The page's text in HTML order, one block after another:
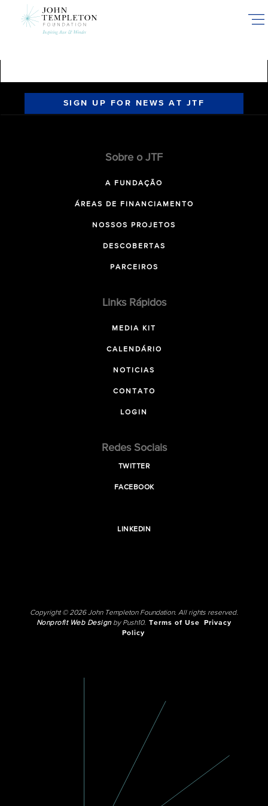
SIGN UP FOR NEWS AT JTF
Sobre o JTF
A FUNDAÇÃO
ÁREAS DE FINANCIAMENTO
NOSSOS PROJETOS
DESCOBERTAS
PARCEIROS
Links Rápidos
MEDIA KIT
CALENDÁRIO
NOTICIAS
CONTATO
LOGIN
Redes Sociais
TWITTER
FACEBOOK
LINKEDIN
Copyright © 2026 John Templeton Foundation. All rights reserved.
Nonprofit Web Designby Push10. Terms of Use
Privacy
Policy